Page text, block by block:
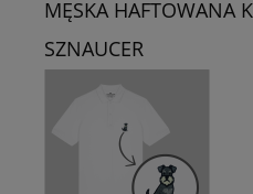
MĘSKA HAFTOWANA
SZNAUCER